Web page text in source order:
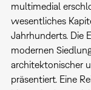
multimedial
wesentliches
Jahrhunderts. Die
modernen
architektonischer
präsentiert. Eine